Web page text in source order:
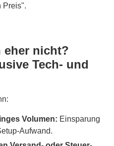
Preis".
eher nicht?
Tech- und
Volumen: Einsparung
Aufwand.